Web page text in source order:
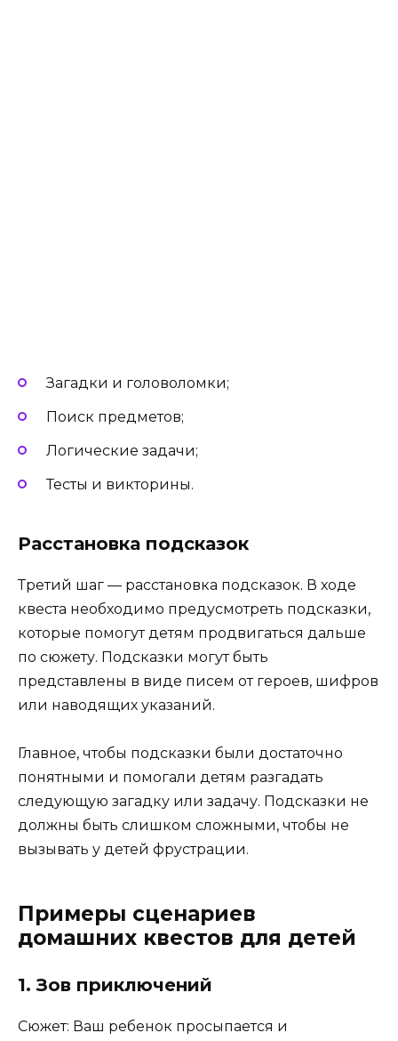
Загадки и головоломки;
Поиск предметов;
Логические задачи;
Тесты и викторины.
Расстановка подсказок
Третий шаг — расстановка подсказок. В ходе
квеста необходимо предусмотреть подсказки,
которые помогут детям продвигаться дальше
по сюжету. Подсказки могут быть
представлены в виде писем от героев, шифров
или наводящих указаний.
Главное, чтобы подсказки были достаточно
понятными и помогали детям разгадать
следующую загадку или задачу. Подсказки не
должны быть слишком сложными, чтобы не
вызывать у детей фрустрации.
Примеры сценариев
домашних квестов для детей
1. Зов приключений
Сюжет: Ваш ребенок просыпается и